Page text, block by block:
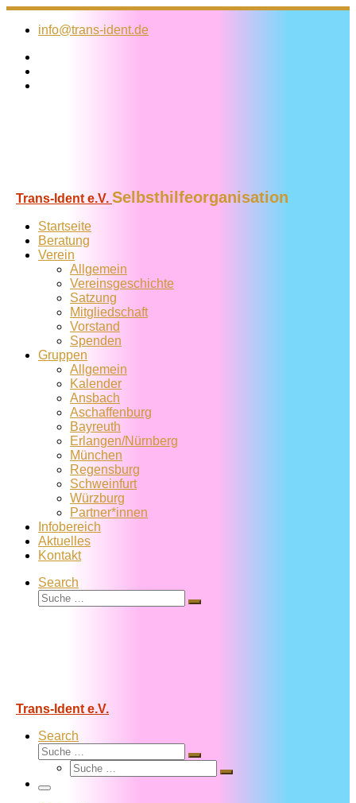
Zum
Inhalt
info@trans-ident.de
Trans-Ident e.V. Selbsthilfeorganisation
Startseite
Beratung
Verein
Allgemein
Vereins­geschichte
Satzung
Mitglied­schaft
Vorstand
Spenden
Gruppen
Allgemein
Kalender
Ansbach
Aschaffenburg
Bayreuth
Erlangen/Nürnberg
München
Regensburg
Schweinfurt
Würzburg
Partner*innen
Infobereich
Aktuelles
Kontakt
Search
Suche
Suche
Trans-Ident e.V.
Search
Suche
Suche
Suche
Suche
Menü